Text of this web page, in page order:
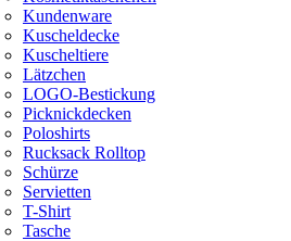
Kundenware
Kuscheldecke
Kuscheltiere
Lätzchen
LOGO-Bestickung
Picknickdecken
Poloshirts
Rucksack Rolltop
Schürze
Servietten
T-Shirt
Tasche